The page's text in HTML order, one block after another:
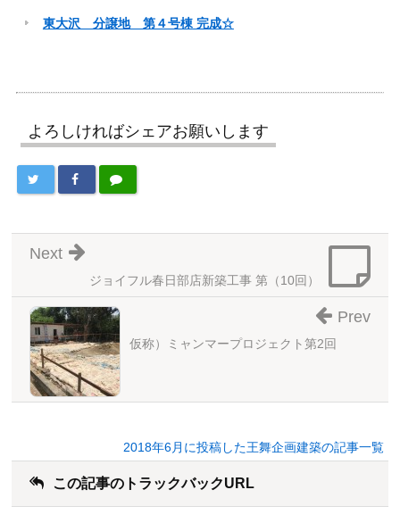
東大沢 分譲地 第４号棟 完成☆
よろしければシェアお願いします
ジョイフル春日部店新築工事 第（10回）
Next
仮称）ミャンマープロジェクト第2回
Prev
2018年6月に投稿した王舞企画建築の記事一覧
この記事のトラックバックURL